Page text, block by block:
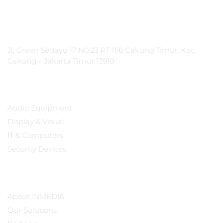
Jl. Green Sedayu 17 N0.23 RT 11/6 Cakung Timur, Kec.
Cakung – Jakarta Timur 13910
Audio Equipment
Display & Visual
IT & Computers
Security Devices
About INMEDIA
Our Solutions